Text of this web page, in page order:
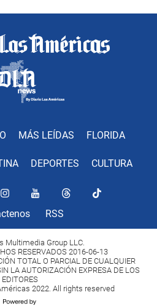
MÁS LEÍDAS FLORIDA
DEPORTES CULTURA
RSS
Multimedia Group LLC.
RESERVADOS 2016-06-13
TOTAL O PARCIAL DE CUALQUIER
LA AUTORIZACIÓN EXPRESA DE LOS
EDITORES
2022. All rights reserved